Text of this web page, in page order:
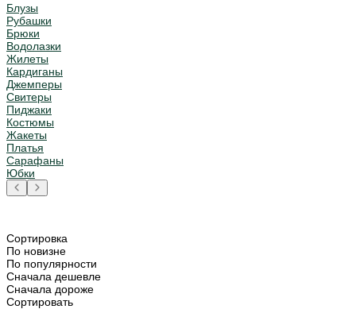
Блузы
Рубашки
Брюки
Водолазки
Жилеты
Кардиганы
Джемперы
Свитеры
Пиджаки
Костюмы
Жакеты
Платья
Сарафаны
Юбки
Сортировка
По новизне
По популярности
Сначала дешевле
Сначала дороже
Сортировать